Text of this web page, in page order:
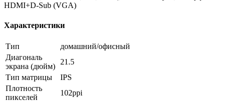
HDMI+D-Sub (VGA)
Характеристики
Тип
домашний/офисный
Диагональ
экрана (дюйм)
21.5
Тип матрицы
IPS
Плотность
пикселей
102ppi